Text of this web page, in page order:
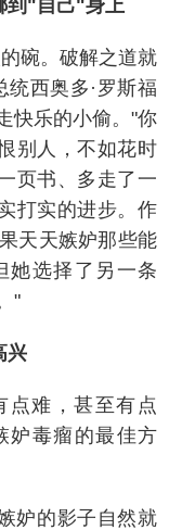
到"自己"身上
碗。破解之道就
西奥多·罗斯福
快乐的小偷。"你
别人，不如花时
页书、多走了一
打实的进步。作
天天嫉妒那些能
她选择了另一条
"
兴
点难，甚至有点
妒毒瘤的最佳方
妒的影子自然就